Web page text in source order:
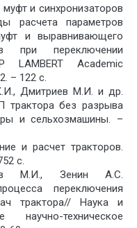
и синхронизаторов
расчета параметров
и выравнивающего
при переключении
LAMBERT Aсademic
– 122 с.
Дмитриев М.И. и др.
трактора без разрыва
и сельхозмашины. –
и расчет тракторов.
с.
М.И., Зенин А.С.
переключения
трактора// Наука и
научно-техническое